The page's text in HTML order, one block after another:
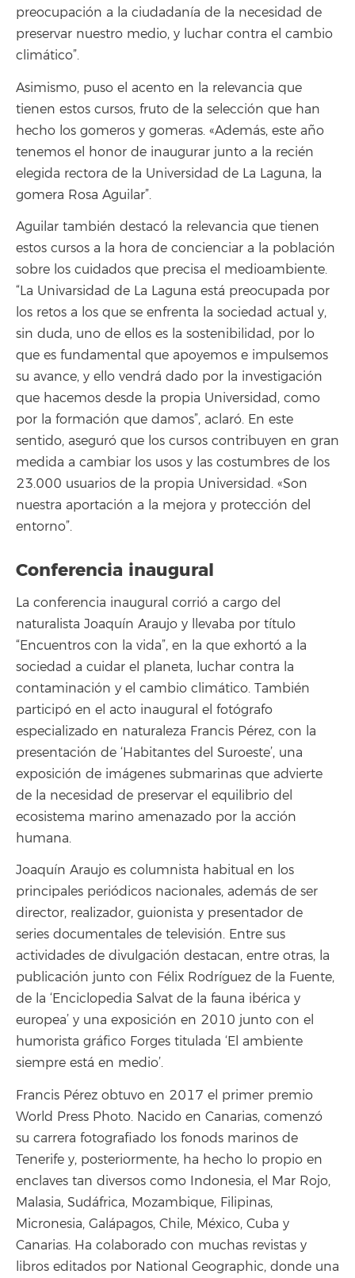
preocupación a la ciudadanía de la necesidad de
preservar nuestro medio, y luchar contra el cambio
climático”.
Asimismo, puso el acento en la relevancia que
tienen estos cursos, fruto de la selección que han
hecho los gomeros y gomeras. «Además, este año
tenemos el honor de inaugurar junto a la recién
elegida rectora de la Universidad de La Laguna, la
gomera Rosa Aguilar”.
Aguilar también destacó la relevancia que tienen
estos cursos a la hora de concienciar a la población
sobre los cuidados que precisa el medioambiente.
“La Univarsidad de La Laguna está preocupada por
los retos a los que se enfrenta la sociedad actual y,
sin duda, uno de ellos es la sostenibilidad, por lo
que es fundamental que apoyemos e impulsemos
su avance, y ello vendrá dado por la investigación
que hacemos desde la propia Universidad, como
por la formación que damos”, aclaró. En este
sentido, aseguró que los cursos contribuyen en gran
medida a cambiar los usos y las costumbres de los
23.000 usuarios de la propia Universidad. «Son
nuestra aportación a la mejora y protección del
entorno”.
Conferencia inaugural
La conferencia inaugural corrió a cargo del
naturalista Joaquín Araujo y llevaba por título
“Encuentros con la vida”, en la que exhortó a la
sociedad a cuidar el planeta, luchar contra la
contaminación y el cambio climático. También
participó en el acto inaugural el fotógrafo
especializado en naturaleza Francis Pérez, con la
presentación de ‘Habitantes del Suroeste’, una
exposición de imágenes submarinas que advierte
de la necesidad de preservar el equilibrio del
ecosistema marino amenazado por la acción
humana.
Joaquín Araujo es columnista habitual en los
principales periódicos nacionales, además de ser
director, realizador, guionista y presentador de
series documentales de televisión. Entre sus
actividades de divulgación destacan, entre otras, la
publicación junto con Félix Rodríguez de la Fuente,
de la ‘Enciclopedia Salvat de la fauna ibérica y
europea’ y una exposición en 2010 junto con el
humorista gráfico Forges titulada ‘El ambiente
siempre está en medio’.
Francis Pérez obtuvo en 2017 el primer premio
World Press Photo. Nacido en Canarias, comenzó
su carrera fotografiado los fonods marinos de
Tenerife y, posteriormente, ha hecho lo propio en
enclaves tan diversos como Indonesia, el Mar Rojo,
Malasia, Sudáfrica, Mozambique, Filipinas,
Micronesia, Galápagos, Chile, México, Cuba y
Canarias. Ha colaborado con muchas revistas y
libros editados por National Geographic, donde una